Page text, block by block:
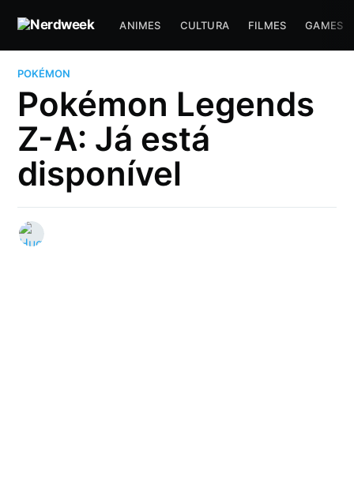
ANIMES CULTURA FILMES GAMES
POKÉMON
Pokémon Legends
Z-A: Já está
disponível